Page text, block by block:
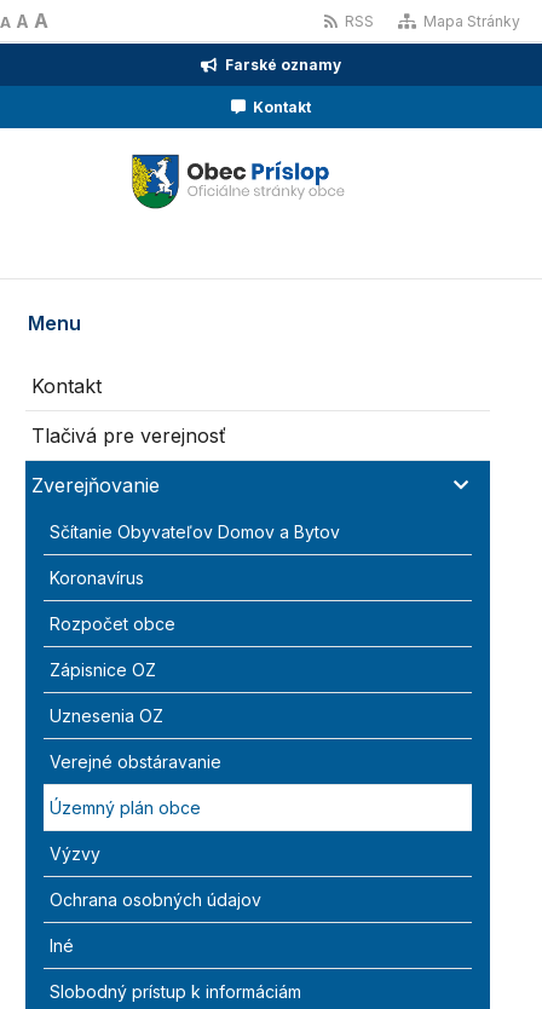
A A A RSS Mapa Stránky
Farské oznamy
Kontakt
Menu
Kontakt
Tlačivá pre verejnosť
Zverejňovanie
Sčítanie Obyvateľov Domov a Bytov
Koronavírus
Rozpočet obce
Zápisnice OZ
Uznesenia OZ
Verejné obstáravanie
Územný plán obce
Výzvy
Ochrana osobných údajov
Iné
Slobodný prístup k informáciám